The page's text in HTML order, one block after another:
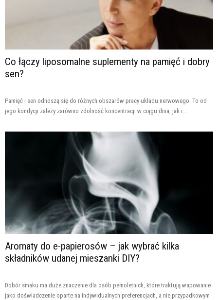
Co łączy liposomalne suplementy na pamięć i dobry
sen?
Pamięć i sen odnoszą się do różnych obszarów pracy układu nerwowego. To od
jego kondycji zależy zarówno zdolność koncentracji w ciągu dnia, jak i...
Aromaty do e-papierosów – jak wybrać kilka
składników udanej mieszanki DIY?
Dobór smaku ma duże znaczenie dla osób pełnoletnich, które traktują wapowanie
jako doświadczenie oparte na indywidualnych preferencjach, a nie przypadkowym